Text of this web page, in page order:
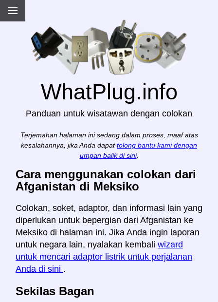
WhatPlug.info
Panduan untuk wisatawan dengan colokan
Terjemahan halaman ini sedang dalam proses, maaf atas
kesalahannya, jika Anda dapat tolong bantu kami dengan
umpan balik di sini.
Cara menggunakan colokan dari
Afganistan di Meksiko
Colokan, soket, adaptor, dan informasi lain yang
diperlukan untuk bepergian dari Afganistan ke
Meksiko di halaman ini. Jika Anda ingin laporan
untuk negara lain, nyalakan kembali wizard
untuk mencari adaptor listrik untuk perjalanan
Anda di sini .
Sekilas Bagan